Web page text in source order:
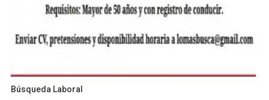
Búsqueda Laboral